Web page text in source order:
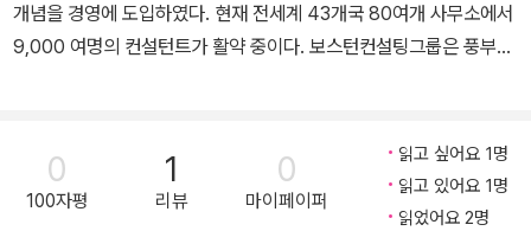
개념을 경영에 도입하였다. 현재 전세계 43개국 80여개 사무소에서
9,000 여명의 컨설턴트가 활약 중이다. 보스턴컨설팅그룹은 풍부한
최적의 조언을 제공하고 있다. www.bcg.com, www.bcg.co.kr
0
100자평
1
리뷰
0
마이페이퍼
읽고 싶어요 1명
읽고 있어요 1명
읽었어요 2명